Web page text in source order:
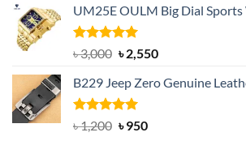
was:
৳ 1,200.
is:
UM25E OULM Big Dial
Rated5.00
out of 5
৳3,000 Original
was:
৳ 3,000.
৳2,550Current
is:
B229 Jeep Zero Genuine
Rated4.92
out of 5
৳1,200 Original
৳950Current